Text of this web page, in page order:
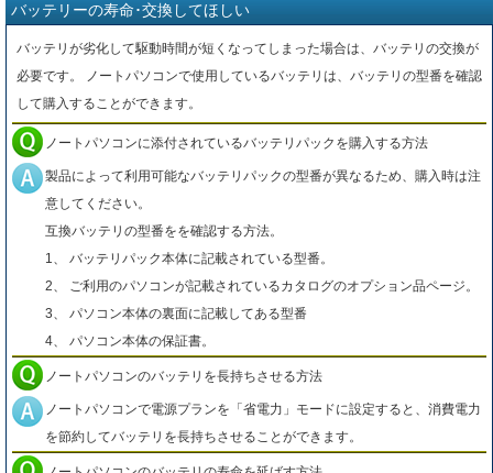
バッテリーの寿命･交換してほしい
バッテリが劣化して駆動時間が短くなってしまった場合は、バッテリの交換が
必要です。 ノートパソコンで使用しているバッテリは、バッテリの型番を確認
して購入することができます。
ノートパソコンに添付されているバッテリパックを購入する方法
製品によって利用可能なバッテリパックの型番が異なるため、購入時は注
意してください。
互換バッテリの型番をを確認する方法。
1、 バッテリパック本体に記載されている型番。
2、 ご利用のパソコンが記載されているカタログのオプション品ページ。
3、 パソコン本体の裏面に記載してある型番
4、 パソコン本体の保証書。
ノートパソコンのバッテリを長持ちさせる方法
ノートパソコンで電源プランを「省電力」モードに設定すると、消費電力
を節約してバッテリを長持ちさせることができます。